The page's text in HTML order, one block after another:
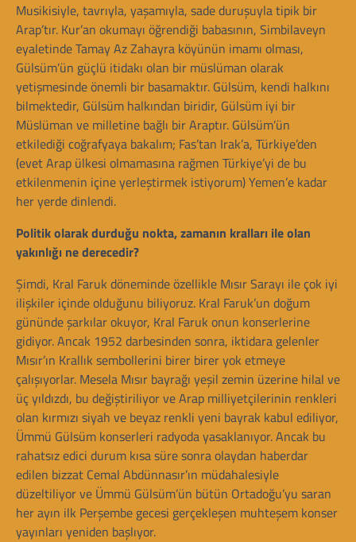
Musikisiyle, tavrıyla, yaşamıyla, sade duruşuyla tipik bir
Arap’tır. Kur’an okumayı öğrendiği babasının, Simbilaveyn
eyaletinde Tamay Az Zahayra köyünün imamı olması,
Gülsüm’ün güçlü itidakı olan bir müslüman olarak
yetişmesinde önemli bir basamaktır. Gülsüm, kendi halkını
bilmektedir, Gülsüm halkından biridir, Gülsüm iyi bir
Müslüman ve milletine bağlı bir Araptır. Gülsüm’ün
etkilediği coğrafyaya bakalım; Fas’tan Irak’a, Türkiye’den
(evet Arap ülkesi olmamasına rağmen Türkiye’yi de bu
etkilenmenin içine yerleştirmek istiyorum) Yemen’e kadar
her yerde dinlendi.
Politik olarak durduğu nokta, zamanın kralları ile olan
yakınlığı ne derecedir?
Şimdi, Kral Faruk döneminde özellikle Mısır Sarayı ile çok iyi
ilişkiler içinde olduğunu biliyoruz. Kral Faruk’un doğum
gününde şarkılar okuyor, Kral Faruk onun konserlerine
gidiyor. Ancak 1952 darbesinden sonra, iktidara gelenler
Mısır’ın Krallık sembollerini birer birer yok etmeye
çalışıyorlar. Mesela Mısır bayrağı yeşil zemin üzerine hilal ve
üç yıldızdı, bu değiştiriliyor ve Arap milliyetçilerinin renkleri
olan kırmızı siyah ve beyaz renkli yeni bayrak kabul ediliyor,
Ümmü Gülsüm konserleri radyoda yasaklanıyor. Ancak bu
rahatsız edici durum kısa süre sonra olaydan haberdar
edilen bizzat Cemal Abdünnasır’ın müdahalesiyle
düzeltiliyor ve Ümmü Gülsüm’ün bütün Ortadoğu’yu saran
her ayın ilk Perşembe gecesi gerçekleşen muhteşem konser
yayınları yeniden başlıyor.